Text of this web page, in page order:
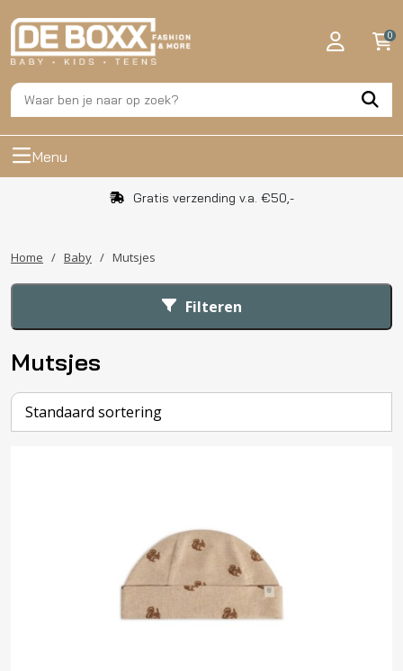
0
Menu
Gratis verzending v.a. €50,-
Home / Baby / Mutsjes
Filteren
Mutsjes